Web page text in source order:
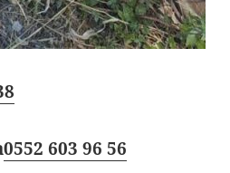
0552 603 96 56